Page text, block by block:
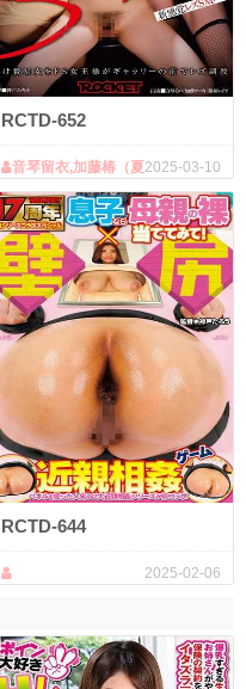
RCTD-652
2025-03-10
音琴留衣,加藤椿（夏
树熏）,藤井玲罗
RCTD-644
2025-02-06